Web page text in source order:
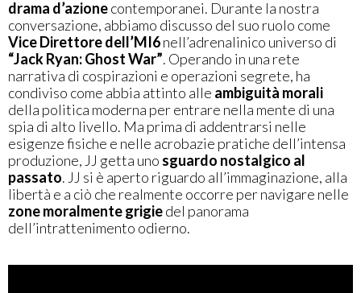
drama d’azionecontemporanei. Durante la nostra
conversazione, abbiamo discusso del suo ruolo come
Vice Direttore dell’MI6nell’adrenalinico universo di
“Jack Ryan: Ghost War”. Operando in una rete
narrativa di cospirazioni e operazioni segrete, ha
condiviso come abbia attinto alle ambiguità morali
della politica moderna per entrare nella mente di una
spia di alto livello. Ma prima di addentrarsi nelle
esigenze fisiche e nelle acrobazie pratiche dell’intensa
produzione, JJ getta uno sguardo nostalgico al
passato. JJ si è aperto riguardo all’immaginazione, alla
libertà e a ciò che realmente occorre per navigare nelle
zone moralmente grigiedel panorama
dell’intrattenimento odierno.